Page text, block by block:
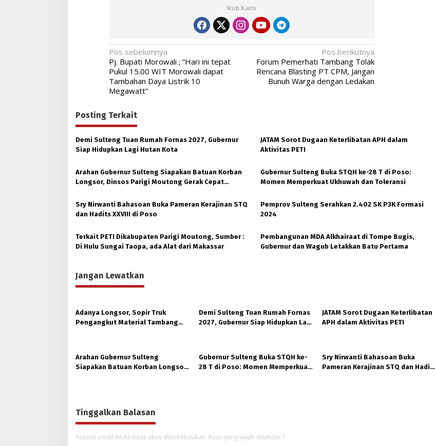
Ikuti Kami
Navigasi
pos
Pos sebelumnya
Pj. Bupati Morowali ; “Hari ini tepat
Pukul 15.00 WIT Morowali dapat
Tambahan Daya Listrik 10
Megawatt”
Pos berikutnya
Forum Pemerhati Tambang Tolak
Rencana Blasting PT CPM, Jangan
Bunuh Warga dengan Ledakan
Posting Terkait
Demi Sulteng Tuan Rumah Fornas 2027, Gubernur
Siap Hidupkan Lagi Hutan Kota
JATAM Sorot Dugaan Keterlibatan APH dalam
Aktivitas PETI
Arahan Gubernur Sulteng Siapakan Batuan Korban
Longsor, Dinsos Parigi Moutong Gerak Cepat
Gubernur Sulteng Buka STQH ke-28 T di Poso:
Momen Memperkuat Ukhuwah dan Toleransi
Sry Nirwanti Bahasoan Buka Pameran Kerajinan STQ
dan Hadits XXVIII di Poso
Pemprov Sulteng Serahkan 2.402 SK P3K Formasi
2024
Terkait PETI Dikabupaten Parigi Moutong, Sumber :
Di Hulu Sungai Taopa, ada Alat dari Makassar
Pembangunan MDA Alkhairaat di Tompe Bugis,
Gubernur dan Wagub Letakkan Batu Pertama
Jangan Lewatkan
Adanya Longsor, Sopir Truk
Pengangkut Material Tambang
Demi Sulteng Tuan Rumah Fornas
2027, Gubernur Siap Hidupkan Lagi
JATAM Sorot Dugaan Keterlibatan
APH dalam Aktivitas PETI
Arahan Gubernur Sulteng
Siapakan Batuan Korban Longsor,
Gubernur Sulteng Buka STQH ke-
28 T di Poso: Momen Memperkuat
Sry Nirwanti Bahasoan Buka
Pameran Kerajinan STQ dan Hadits
Tinggalkan Balasan
Alamat email Anda tidak akan dipublikasikan. Ruas yang wajib ditandai *